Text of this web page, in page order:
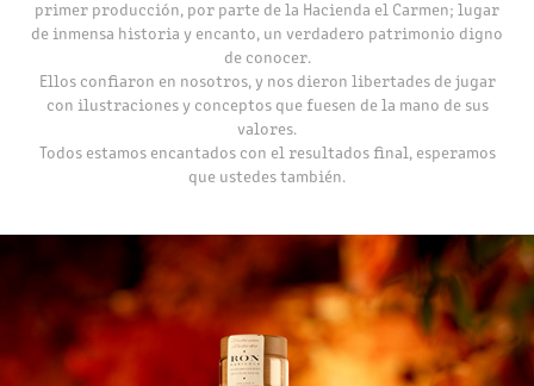
primer producción, por parte de la Hacienda el Carmen; lugar
de inmensa historia y encanto, un verdadero patrimonio digno
de conocer.
Ellos confiaron en nosotros, y nos dieron libertades de jugar
con ilustraciones y conceptos que fuesen de la mano de sus
valores.
Todos estamos encantados con el resultados final, esperamos
que ustedes también.